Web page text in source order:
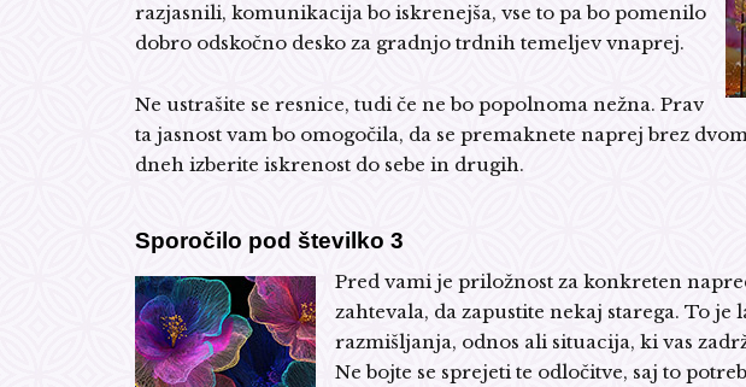
razjasnili, komunikacija bo iskrenejša, vse to pa bo pomenilo
dobro odskočno desko za gradnjo trdnih temeljev vnaprej.
Ne ustrašite se resnice, tudi če ne bo popolnoma nežna. Prav
ta jasnost vam bo omogočila, da se premaknete naprej brez
dneh izberite iskrenost do sebe in drugih.
Sporočilo pod številko 3
Pred vami je priložnost za konkreten
zahtevala, da zapustite nekaj starega. To je
razmišljanja, odnos ali situacija, ki vas
Ne bojte se sprejeti te odločitve, saj to